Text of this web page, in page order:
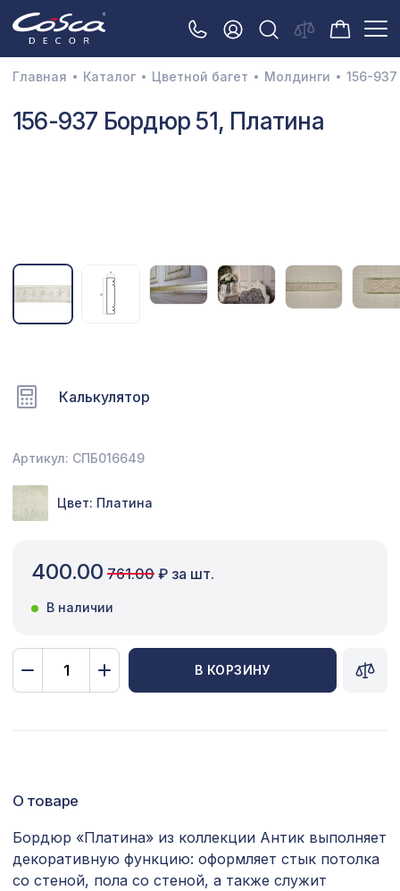
3D орнамент
Натуральные покрытия
Перфорированные панели
Распродажа
Цветной багет
Экополимер
Бордо, 0,91 x 5,5 м
Перфорированная панель КВАДРО
7043 ₽
Натуральные обои Cosca Арабеско
Фьоре, 0,91 x 5,5 м
1335 ₽
Главная Каталог Цветной багет Молдинги 156-
156-937 Бордюр 51, Платина
Калькулятор
Артикул: СПБ016649
Цвет: Платина
400.00 761.00 ₽ за шт.
В наличии
В КОРЗИНУ
О товаре
Бордюр «Платина» из коллекции Антик выполняет
декоративную функцию: оформляет стык потолка
со стеной, пола со стеной, а также служит